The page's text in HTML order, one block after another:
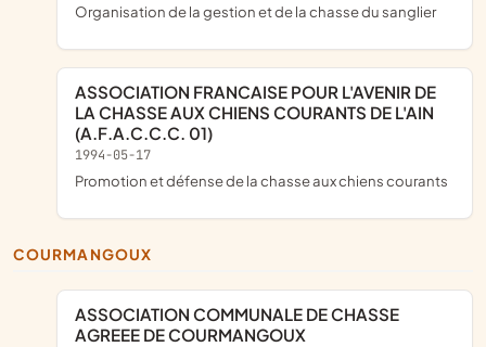
organisation de la gestion et de la chasse du sanglier
ASSOCIATION FRANCAISE POUR L'AVENIR DE
LA CHASSE AUX CHIENS COURANTS DE L'AIN
(A.F.A.C.C.C. 01)
1994-05-17
promotion et défense de la chasse aux chiens courants
COURMANGOUX
ASSOCIATION COMMUNALE DE CHASSE
AGREEE DE COURMANGOUX